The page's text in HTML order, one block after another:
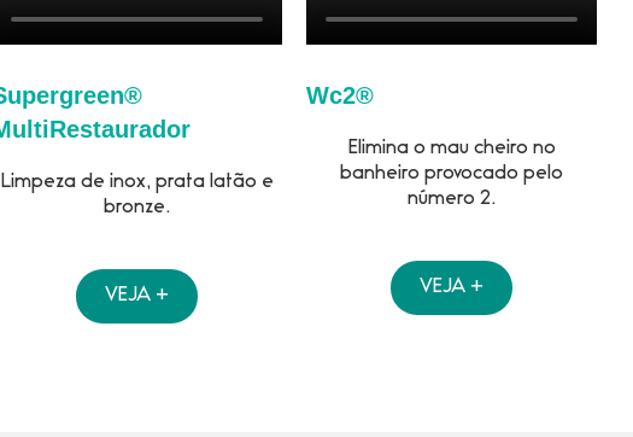
Limpeza de inox, prata latão e
bronze.
VEJA +
Wc2®
Elimina o mau cheiro no
banheiro provocado pelo
número 2.
VEJA +